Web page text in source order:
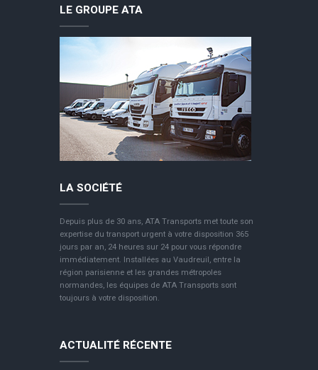
LE GROUPE ATA
LA SOCIÉTÉ
Depuis plus de 30 ans, ATA Transports met toute son
expertise du transport urgent à votre disposition 365
jours par an, 24 heures sur 24 pour vous répondre
immédiatement. Installées au Vaudreuil, entre la
région parisienne et les grandes métropoles
normandes, les équipes de ATA Transports sont
toujours à votre disposition.
ACTUALITÉ RÉCENTE